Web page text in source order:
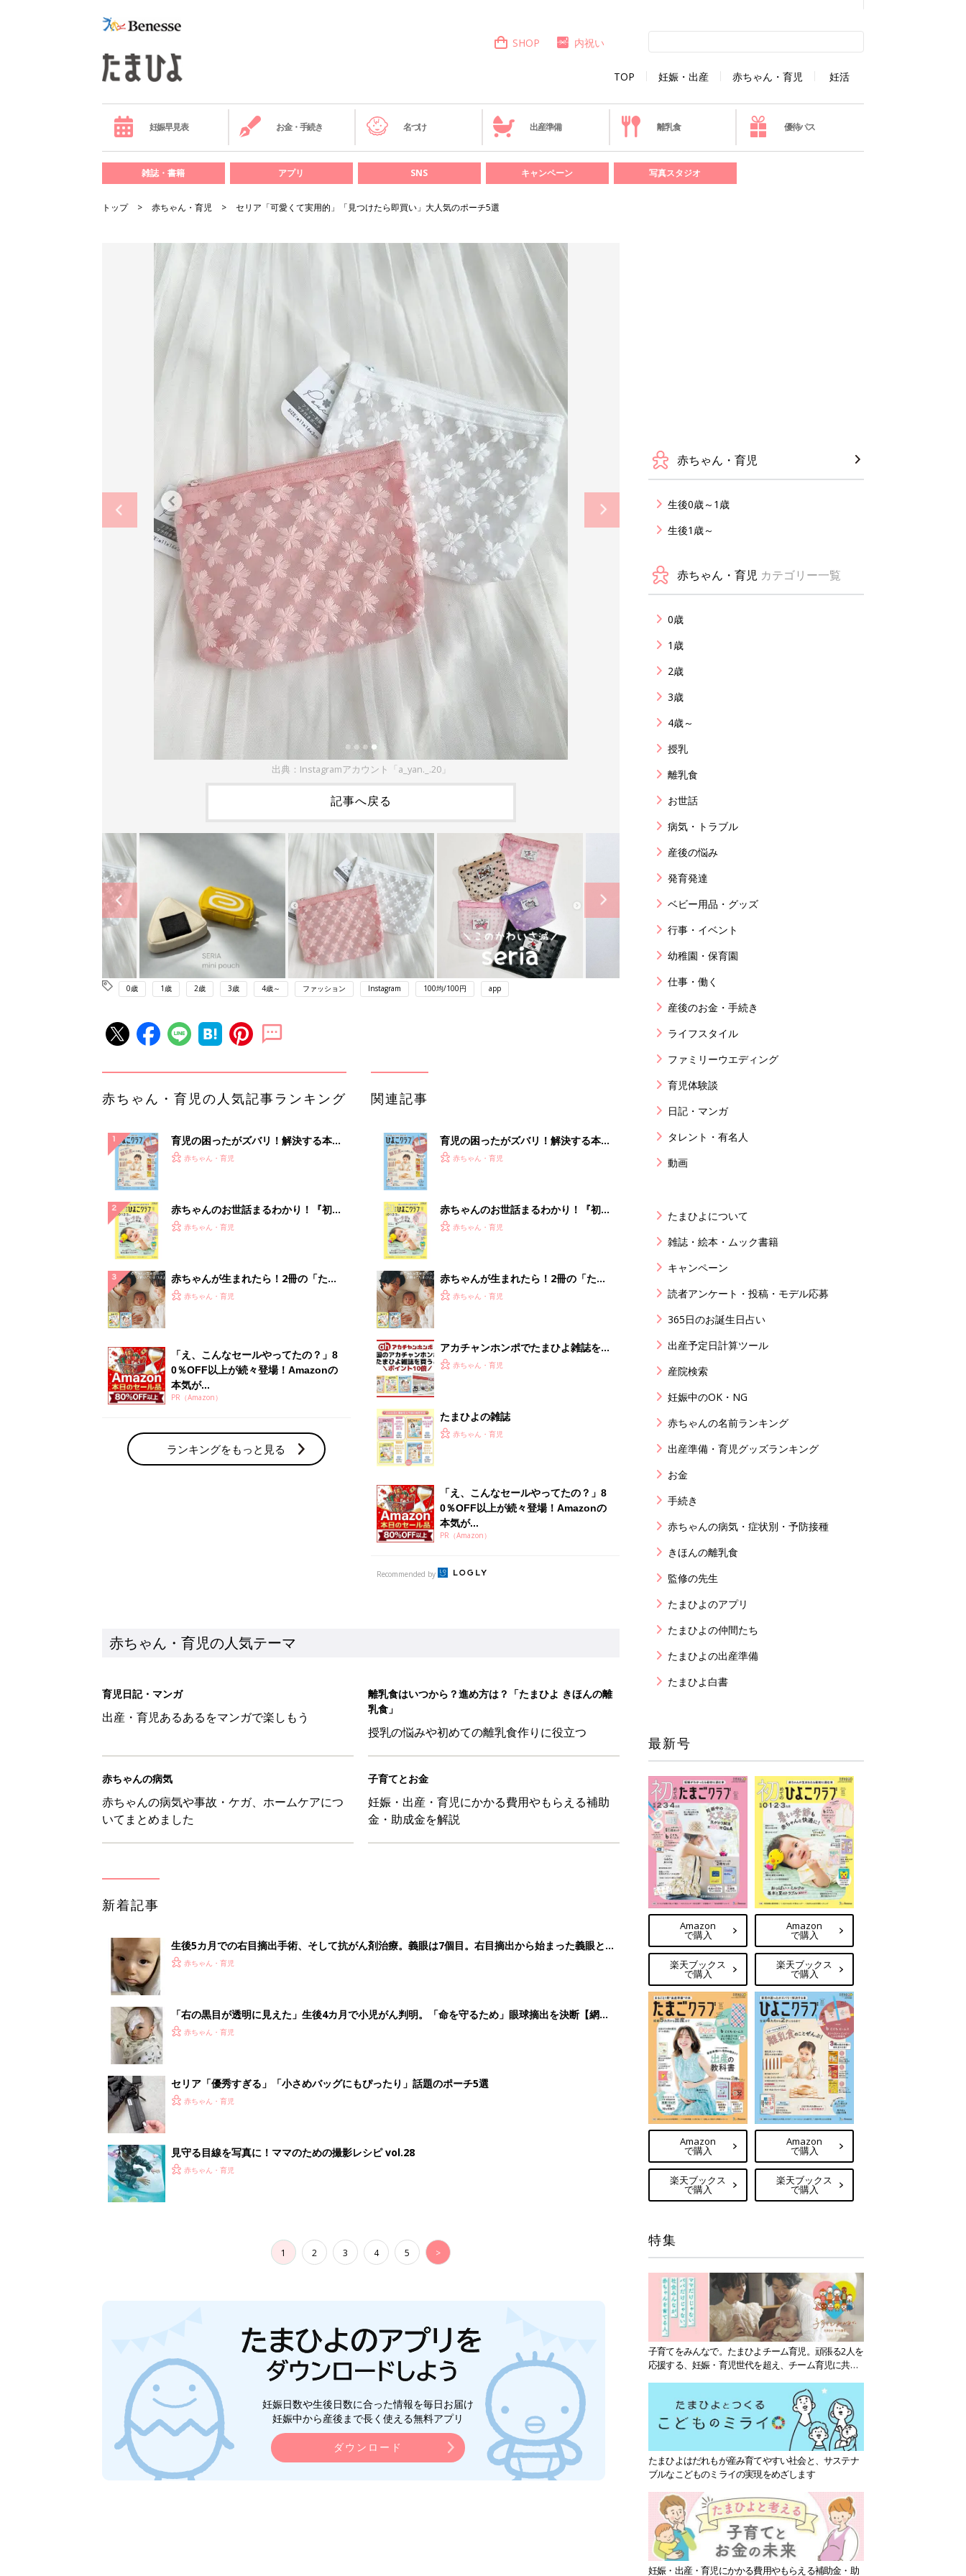
TOP 妊娠・出産 赤ちゃん・育児 妊活
SHOP 内祝い
妊娠早見表 お金・手続き 名づけ 出産準備 離乳食 優待パス
雑誌・書籍 アプリ SNS キャンペーン 写真スタジオ
トップ 赤ちゃん・育児 セリア「可愛くて実用的」「見つけたら即買い」大人気のポーチ5選
出典：Instagramアカウント「a_yan._.20」
記事へ戻る
0歳 1歳 2歳 3歳 4歳～ ファッション Instagram 100均/100円 app
赤ちゃん・育児の人気記事ランキング
育児の困ったがズバリ！解決する本
『ひよこクラブ 秋号』 4カ月～2才
赤ちゃん・育児
赤ちゃんのお世話まるわかり！『初め
てのひよこクラブ 夏号』〈巻頭大特
赤ちゃん・育児
赤ちゃんが生まれたら！2冊の「たま
ひよ」
赤ちゃん・育児
「え、こんなセールやってたの？」8
0％OFF以上が続々登場！Amazonの
本気が...
PR（Amazon）
ランキングをもっと見る
関連記事
育児の困ったがズバリ！解決する本
『ひよこクラブ 秋号』 4カ月～2才
赤ちゃん・育児
赤ちゃんのお世話まるわかり！『初め
てのひよこクラブ 夏号』〈巻頭大特
赤ちゃん・育児
赤ちゃんが生まれたら！2冊の「たま
ひよ」
赤ちゃん・育児
アカチャンホンポでたまひよ雑誌を買
うとポイント10倍【期間限定】
赤ちゃん・育児
たまひよの雑誌
赤ちゃん・育児
「え、こんなセールやってたの？」8
0％OFF以上が続々登場！Amazonの
本気が...
PR（Amazon）
Recommended by
赤ちゃん・育児の人気テーマ
育児日記・マンガ
出産・育児あるあるをマンガで楽しもう
離乳食はいつから？進め方は？「たまひよ きほんの離
乳食」
授乳の悩みや初めての離乳食作りに役立つ
赤ちゃんの病気
赤ちゃんの病気や事故・ケガ、ホームケアにつ
いてまとめました
子育てとお金
妊娠・出産・育児にかかる費用やもらえる補助
金・助成金を解説
新着記事
生後5カ月での右目摘出手術、そして抗がん剤治療。義眼は7個目。右目摘出から始まった義眼と
の生活【網膜芽細胞腫】
赤ちゃん・育児
「右の黒目が透明に見えた」生後4カ月で小児がん判明。「命を守るため」眼球摘出を決断【網膜
芽細胞腫】
赤ちゃん・育児
セリア「優秀すぎる」「小さめバッグにもぴったり」話題のポーチ5選
赤ちゃん・育児
見守る目線を写真に！ママのための撮影レシピ vol.28
赤ちゃん・育児
1 2 3 4 5 >
妊娠日数や生後日数に合った情報を毎日お届け
妊娠中から産後まで長く使える無料アプリ
ダウンロード
赤ちゃん・育児
生後0歳～1歳
生後1歳～
赤ちゃん・育児 カテゴリー一覧
0歳
1歳
2歳
3歳
4歳～
授乳
離乳食
お世話
病気・トラブル
産後の悩み
発育発達
ベビー用品・グッズ
行事・イベント
幼稚園・保育園
仕事・働く
産後のお金・手続き
ライフスタイル
ファミリーウエディング
育児体験談
日記・マンガ
タレント・有名人
動画
たまひよについて
雑誌・絵本・ムック書籍
キャンペーン
読者アンケート・投稿・モデル応募
365日のお誕生日占い
出産予定日計算ツール
産院検索
妊娠中のOK・NG
赤ちゃんの名前ランキング
出産準備・育児グッズランキング
お金
手続き
赤ちゃんの病気・症状別・予防接種
きほんの離乳食
監修の先生
たまひよのアプリ
たまひよの仲間たち
たまひよの出産準備
たまひよ白書
最新号
Amazon
で購入
楽天ブックス
で購入
Amazon
で購入
楽天ブックス
で購入
Amazon
で購入
楽天ブックス
で購入
Amazon
で購入
楽天ブックス
で購入
特集
子育てをみんなで。たまひよチーム育児。頑張る2人を
応援する、妊娠・育児世代を超え、チーム育児に共感
たまひよはだれもが産み育てやすい社会と、サステナ
ブルなこどものミライの実現をめざします
妊娠・出産・育児にかかる費用やもらえる補助金・助